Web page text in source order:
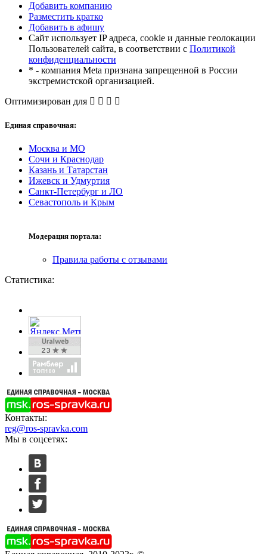
Добавить компанию
Разместить кратко
Добавить в афишу
Сайт использует IP адреса, cookie и данные геолокации
Пользователей сайта, в соответствии с Политикой
конфиденциальности
* - компания Meta признана запрещенной в России
экстремистской организацией.
Оптимизирован для
Единая справочная:
Москва и МО
Сочи и Краснодар
Казань и Татарстан
Ижевск и Удмуртия
Санкт-Петербург и ЛО
Севастополь и Крым
Модерация портала:
Правила работы с отзывами
Статистика:
Контакты:
reg@ros-spravka.com
Мы в соцсетях: